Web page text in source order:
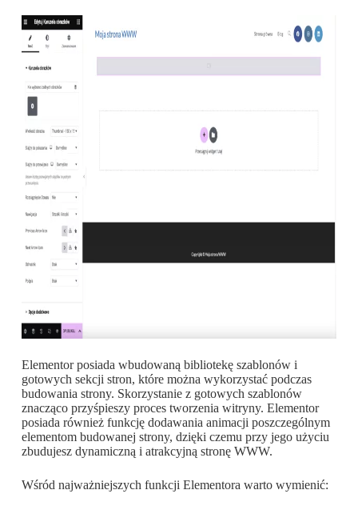
Elementor posiada wbudowaną bibliotekę szablonów i
gotowych sekcji stron, które można wykorzystać podczas
budowania strony. Skorzystanie z gotowych szablonów
znacząco przyśpieszy proces tworzenia witryny. Elementor
posiada również funkcję dodawania animacji poszczególnym
elementom budowanej strony, dzięki czemu przy jego użyciu
zbudujesz dynamiczną i atrakcyjną stronę WWW.
Wśród najważniejszych funkcji Elementora warto wymienić: